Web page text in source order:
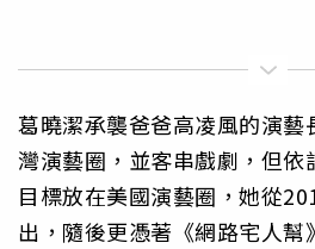
葛曉潔承襲爸爸高凌風的演藝
灣演藝圈，並客串戲劇，但依
目標放在美國演藝圈，她從
出，隨後更憑著《網路宅人幫